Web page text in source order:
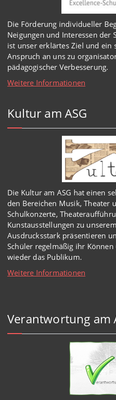
Die Förderung individueller
Neigungen und Interessen der
ist unser erklärtes Ziel und
Anspruch an uns zu
pädagogischer Verbesserung.
Weitere Informationen
Kultur am ASG
Die Kultur am ASG hat einen
den Bereichen Musik, Theater
Schulkonzerte,
Kunstausstellungen zu
Ausdrucksstark präsentieren
Schüler regelmäßig ihr
wieder das Publikum.
Weitere Informationen
Verantwortung am